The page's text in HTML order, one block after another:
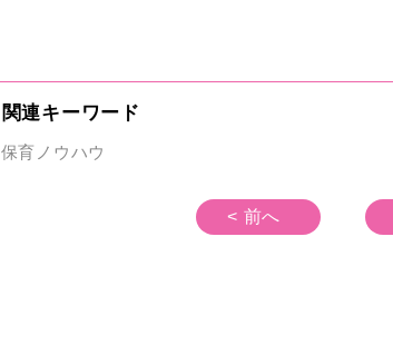
関連キーワード
保育ノウハウ
< 前へ